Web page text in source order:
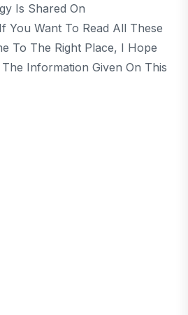
Is Shared On
You Want To Read All These
To The Right Place, I Hope
Information Given On This